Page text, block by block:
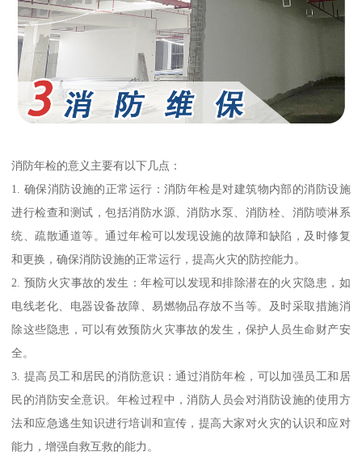
消防年检的意义主要有以下几点：
1. 确保消防设施的正常运行：消防年检是对建筑物内部的消防设施
进行检查和测试，包括消防水源、消防水泵、消防栓、消防喷淋系
统、疏散通道等。通过年检可以发现设施的故障和缺陷，及时修复
和更换，确保消防设施的正常运行，提高火灾的防控能力。
2. 预防火灾事故的发生：年检可以发现和排除潜在的火灾隐患，如
电线老化、电器设备故障、易燃物品存放不当等。及时采取措施消
除这些隐患，可以有效预防火灾事故的发生，保护人员生命财产安
全。
3. 提高员工和居民的消防意识：通过消防年检，可以加强员工和居
民的消防安全意识。年检过程中，消防人员会对消防设施的使用方
法和应急逃生知识进行培训和宣传，提高大家对火灾的认识和应对
能力，增强自救互救的能力。